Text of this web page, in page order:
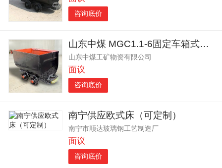
农业机械
交通机械
湖南
安徽
江西
陕西
云南
西藏 甘肃
青海
宁夏
海南 新疆
台湾
香港
澳门
咨询底价
山东中煤 MGC1.1-6固定车箱式矿车
山东中煤工矿物资有限公司
面议
咨询底价
南宁供应欧式床（可定制）
南宁市顺达玻璃钢工艺制造厂
面议
咨询底价